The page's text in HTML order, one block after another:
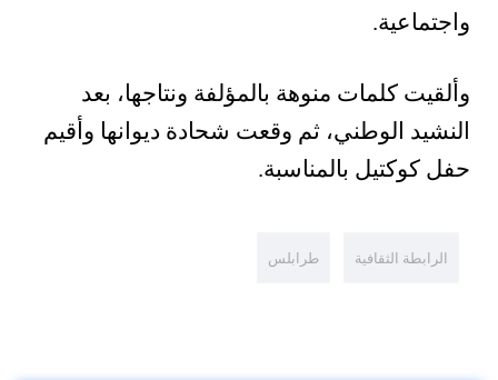
واجتماعية.
وألقيت كلمات منوهة بالمؤلفة ونتاجها، بعد
النشيد الوطني، ثم وقعت شحادة ديوانها وأقيم
حفل كوكتيل بالمناسبة.
الرابطة الثقافية طرابلس